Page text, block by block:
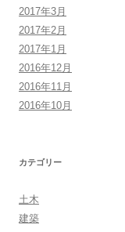
2017年3月
2017年2月
2017年1月
2016年12月
2016年11月
2016年10月
カテゴリー
土木
建築